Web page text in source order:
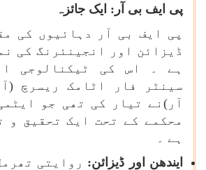
پی ایف بی آر: ایک جائزہ
پی ایف بی آر دہائیوں کی
ڈیزائن اور انجینئرنگ کی
ہے ۔ اس کی ٹیکنالوجی
سینٹر فار اٹامک ریسرچ
آر)نے تیار کی تھی جو
محکمے کے تحت ایک تحقیق و
ہے ۔
ایندھن اور ڈیزائن: روایتی